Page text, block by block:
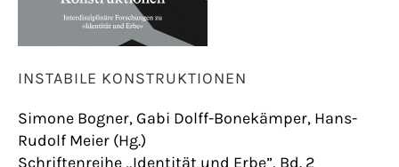
INSTABILE KONSTRUKTIONEN
Simone Bogner, Gabi Dolff-Bonekämper, Hans-
Rudolf Meier (Hg.)
Schriftenreihe „Identität und Erbe”, Bd. 2